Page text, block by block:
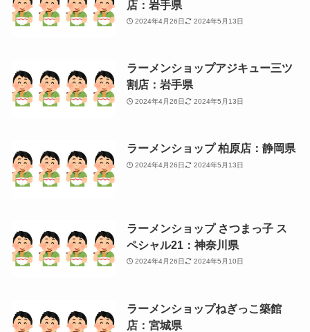
店：岩手県
2024年4月26日 2024年5月13日
ラーメンショップアジキュー三ツ
割店：岩手県
2024年4月26日 2024年5月13日
ラーメンショップ 柏原店：静岡県
2024年4月26日 2024年5月13日
ラーメンショップ さつまっ子 ス
ペシャル21：神奈川県
2024年4月26日 2024年5月10日
ラーメンショップねぎっこ築館
店：宮城県